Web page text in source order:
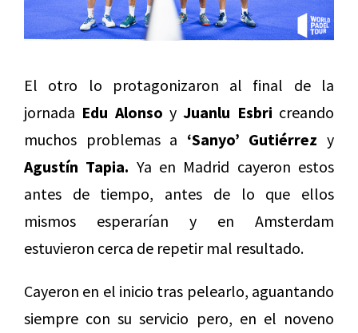
El otro lo protagonizaron al final de la
jornada Edu Alonso yJuanlu Esbri creando
muchos problemas a ‘Sanyo’ Gutiérrez y
Agustín Tapia. Ya en Madrid cayeron estos
antes de tiempo, antes de lo que ellos
mismos esperarían y en Amsterdam
estuvieron cerca de repetir mal resultado.
Cayeron en el inicio tras pelearlo, aguantando
siempre con su servicio pero, en el noveno